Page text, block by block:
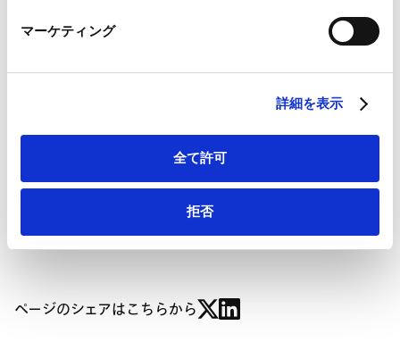
LinkedIn プライバシーポリシー（
HubSpot プライバシーポリシー（外部サイト）
マーケティング
詳細を表示
全て許可
拒否
当事務所は今後も、こうした交流や学びの機会を大切に
ページのシェアはこちらから